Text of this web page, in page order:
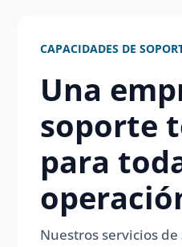
CAPACIDADES DE
Una
soporte
para
Nuestros servicios